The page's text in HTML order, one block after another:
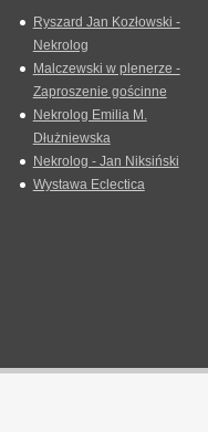
Ryszard Jan Kozłowski -
Nekrolog
Malczewski w plenerze -
Zaproszenie gościnne
Nekrolog Emilia M.
Dłużniewska
Nekrolog - Jan Niksiński
Wystawa Eclectica